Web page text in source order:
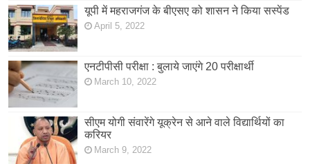
यूपी में महराजगंज के बीएसए को शासन ने किया सस्पेंड
April 5, 2022
एनटीपीसी परीक्षा : बुलाये जाएंगे 20 परीक्षार्थी
March 10, 2022
सीएम योगी संवारेंगे यूक्रेन से आने वाले विद्यार्थियों का
करियर
March 9, 2022